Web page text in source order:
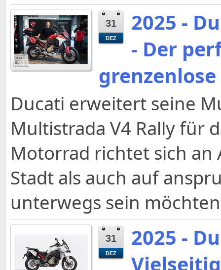
31
DEZ
2025 -
- Der
Ducati erweitert seine
Multistrada V4 Rally für
Motorrad richtet sich an
Stadt als auch auf
unterwegs sein
31
DEZ
2025 -